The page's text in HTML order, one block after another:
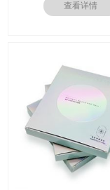
多对1服务,德国SGD技术
设计,实体工厂,德国海德堡
查看详情